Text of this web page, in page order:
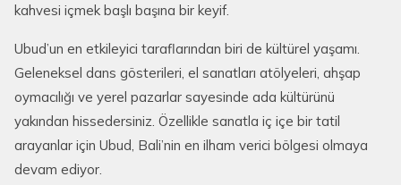
kahvesi içmek başlı başına bir keyif.
Ubud’un en etkileyici taraflarından biri de kültürel yaşamı.
Geleneksel dans gösterileri, el sanatları atölyeleri, ahşap
oymacılığı ve yerel pazarlar sayesinde ada kültürünü
yakından hissedersiniz. Özellikle sanatla iç içe bir tatil
arayanlar için Ubud, Bali’nin en ilham verici bölgesi olmaya
devam ediyor.